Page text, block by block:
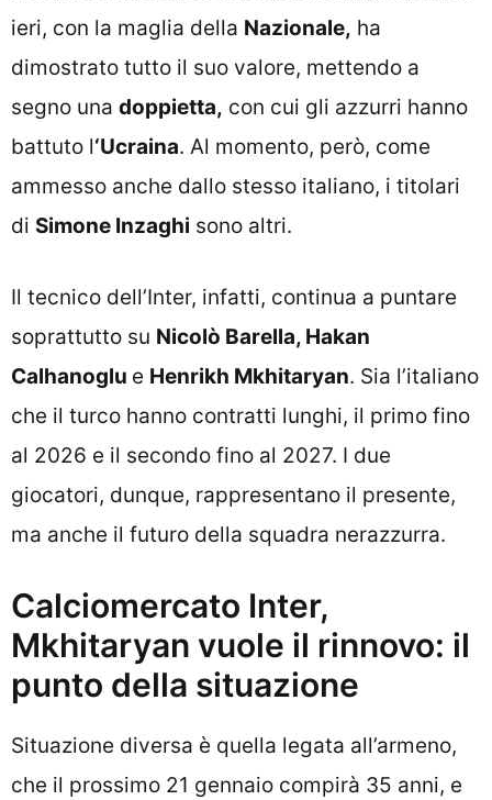
ieri, con la maglia della Nazionale, ha
dimostrato tutto il suo valore, mettendo a
segno una doppietta, con cui gli azzurri hanno
battuto l‘Ucraina. Al momento, però, come
ammesso anche dallo stesso italiano, i titolari
di Simone Inzaghi sono altri.
Il tecnico dell’Inter, infatti, continua a puntare
soprattutto su Nicolò Barella, Hakan
Calhanoglu e Henrikh Mkhitaryan. Sia l’italiano
che il turco hanno contratti lunghi, il primo fino
al 2026 e il secondo fino al 2027. I due
giocatori, dunque, rappresentano il presente,
ma anche il futuro della squadra nerazzurra.
Calciomercato Inter,
Mkhitaryan vuole il rinnovo: il
punto della situazione
Situazione diversa è quella legata all’armeno,
che il prossimo 21 gennaio compirà 35 anni, e